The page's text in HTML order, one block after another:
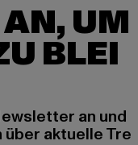
UM
BLEI
an und
aktuelle Tre